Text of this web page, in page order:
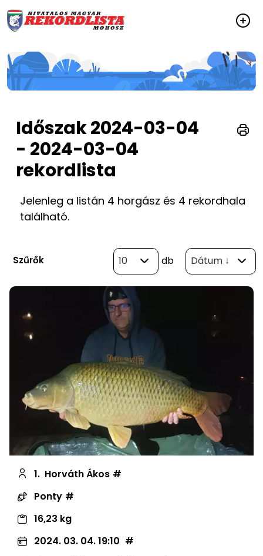
Időszak 2024-03-04
- 2024-03-04
rekordlista
Jelenleg a listán 4 horgász és 4 rekordhala
található.
Szűrők 10 db Dátum ↓
1. Horváth Ákos
Ponty
16,23 kg
2024. 03. 04. 19:10